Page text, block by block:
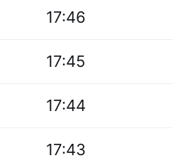
17:46
17:45
17:44
17:43